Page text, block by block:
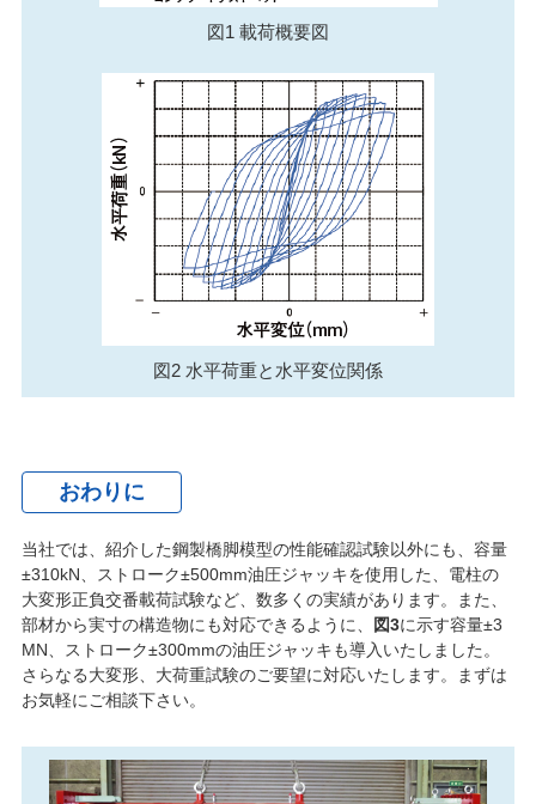
図1 載荷概要図
図2 水平荷重と水平変位関係
おわりに
当社では、紹介した鋼製橋脚模型の性能確認試験以外にも、容量
±310kN、ストローク±500mm油圧ジャッキを使用した、電柱の
大変形正負交番載荷試験など、数多くの実績があります。また、
部材から実寸の構造物にも対応できるように、
図3に示す容量±3
MN、ストローク±300mmの油圧ジャッキも導入いたしました。
さらなる大変形、大荷重試験のご要望に対応いたします。まずは
お気軽にご相談下さい。